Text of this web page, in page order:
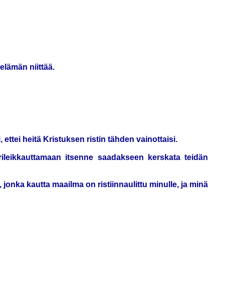
niittää.
ettei heitä Kristuksen ristin tähden vainottaisi.
itsenne saadakseen kerskata teidän
kautta maailma on ristiinnaulittu minulle, ja minä